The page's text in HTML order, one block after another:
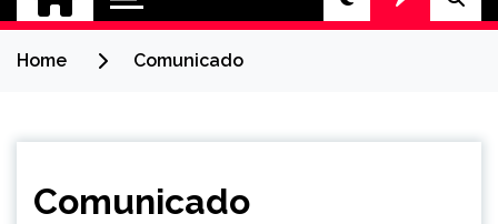
Home Comunicado
Comunicado